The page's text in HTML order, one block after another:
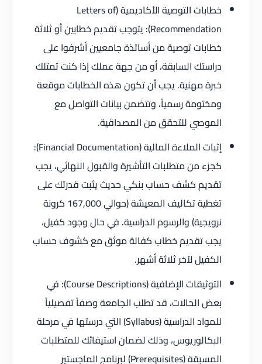
خطابات التوصية الأكاديمية (Letters of
Recommendation): يتوجب تقديم خطابين أو ثلاثة
خطابات توصية من أساتذة جامعيين أشرفوا على
دراستك السابقة، أو من جهة عملك إذا كنت تمتلك
خبرة مهنية. يجب أن تكون هذه الخطابات موقعة
ومختومة رسمياً، وتتضمن بيانات التواصل مع
الموصي للتحقق من المصداقية.
إثبات الملاءة المالية (Financial Documentation):
كجزء من متطلبات التأشيرة والقبول النهائي، يجب
تقديم كشف حساب بنكي حديث يثبت قدرتك على
تغطية تكاليف المعيشة (حوالي 167,000 كرونة
نرويجية) والرسوم الدراسية. في حال وجود كفيل،
يجب تقديم خطاب كفالة موثق مع كشوف حساب
الكفيل لآخر ثلاثة أشهر.
التوثيقات الإضافية (Course Descriptions): في
بعض الحالات، قد تطلب الجامعة وصفاً تفصيلياً
للمواد الدراسية (Syllabus) التي درستها في مرحلة
البكالوريوس، وذلك لضمان استيفائك للمتطلبات
المسبقة (Prerequisites) لبرنامج الماجستير